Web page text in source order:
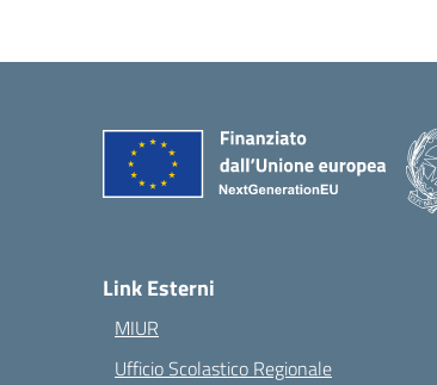
Link Esterni
MIUR
Ufficio Scolastico Regionale